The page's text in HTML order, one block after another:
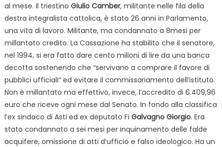
al mese. Il triestino Giulio Camber, militante nelle fila della
destra integralista cattolica, è stato 26 anni in Parlamento,
una vita di lavoro. Militante, ma condannato a 8mesi per
millantato credito. La Cassazione ha stabilito che il senatore,
nel 1994, si era fatto dare cento milioni di lire da una banca
decotta sostenendo che “servivano a comprare il favore di
pubblici ufficiali” ed evitare il commissariamento dell’istituto.
Non è millantato ma effettivo, invece, l’accredito di 6.409,96
euro che riceve ogni mese dal Senato. In fondo alla classifica
l’ex sindaco di Asti ed ex deputato Fi Galvagno Giorgio. Era
stato condannato a sei mesi per inquinamento delle falde
acquifere, omissione di atti d’ufficio e falso ideologico. Ha un